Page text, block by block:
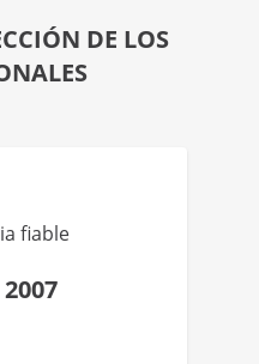
DE LOS
fiable
2007